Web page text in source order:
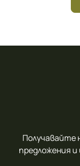
Получавайте
предложения